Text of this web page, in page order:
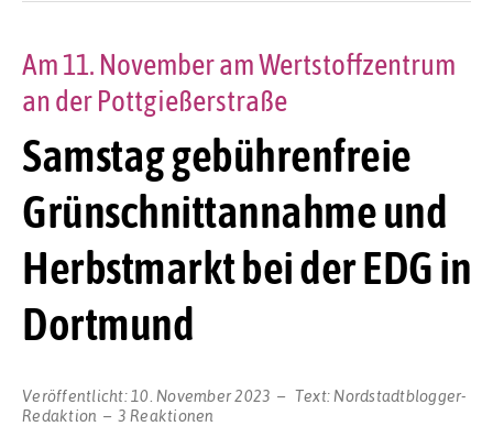
Samstag gebührenfreie
Grünschnittannahme und
Herbstmarkt bei der EDG in
Dortmund
Am 11. November am Wertstoffzentrum
an der Pottgießerstraße
Veröffentlicht: 10. November 2023 Text: Nordstadtblogger-
Redaktion
3 Reaktionen